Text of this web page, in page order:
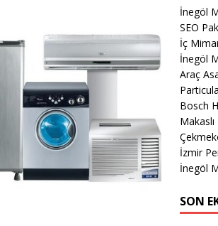
İnegöl
SEO
İç
İnegöl
Araç
Bosch
İzmir
İnegöl
SON